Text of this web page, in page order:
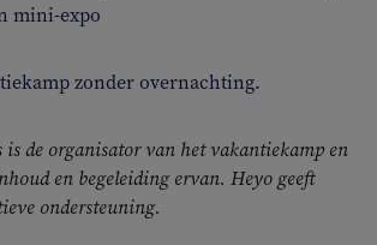
mini-expo
zonder overnachting.
de organisator van het vakantiekamp en
en begeleiding ervan. Heyo geeft
ondersteuning.